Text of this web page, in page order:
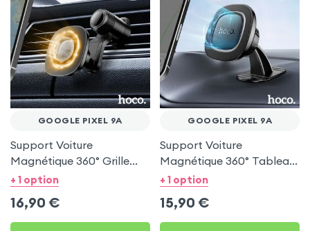
GOOGLE PIXEL 9A
Support Voiture
Magnétique 360° Grille
d'aération Hoco pour
+ 1 option
16,90 €
GOOGLE PIXEL 9A
Support Voiture
Magnétique 360° Tableau
de bord Hoco pour
+ 1 option
15,90 €